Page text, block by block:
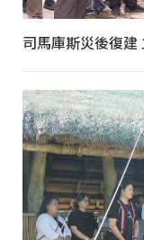
司馬庫斯災後復建